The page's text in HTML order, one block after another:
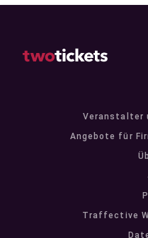
Veranstalter
Angebote für
Traffective